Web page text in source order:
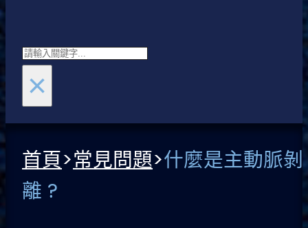
Search
×
首頁>常見問題>什麼是主動脈剝
離 ?